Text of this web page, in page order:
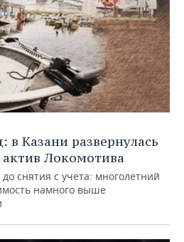
в Казани развернулась
актив Локомотива
снятия с учета: многолетний
намного выше